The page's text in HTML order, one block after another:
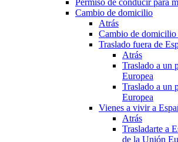
Permiso de conducir para
Cambio de domicilio
Atrás
Cambio de domicilio
Traslado fuera de
Atrás
Traslado a un
Europea
Traslado a un
Europea
Vienes a vivir a
Atrás
Trasladarte a
de la Unión